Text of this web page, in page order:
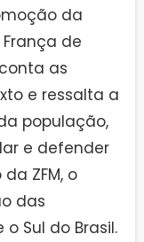
da
de
as
e ressalta a
população,
e defender
ZFM, o
das
Sul do Brasil.